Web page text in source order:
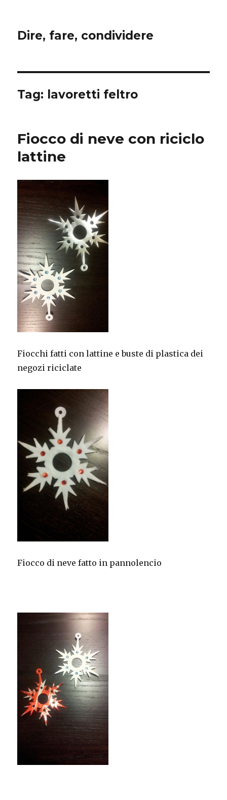
Dire, fare, condividere
Tag: lavoretti feltro
Fiocco di neve con riciclo
lattine
Fiocchi fatti con lattine e buste di plastica dei
negozi riciclate
Fiocco di neve fatto in pannolencio